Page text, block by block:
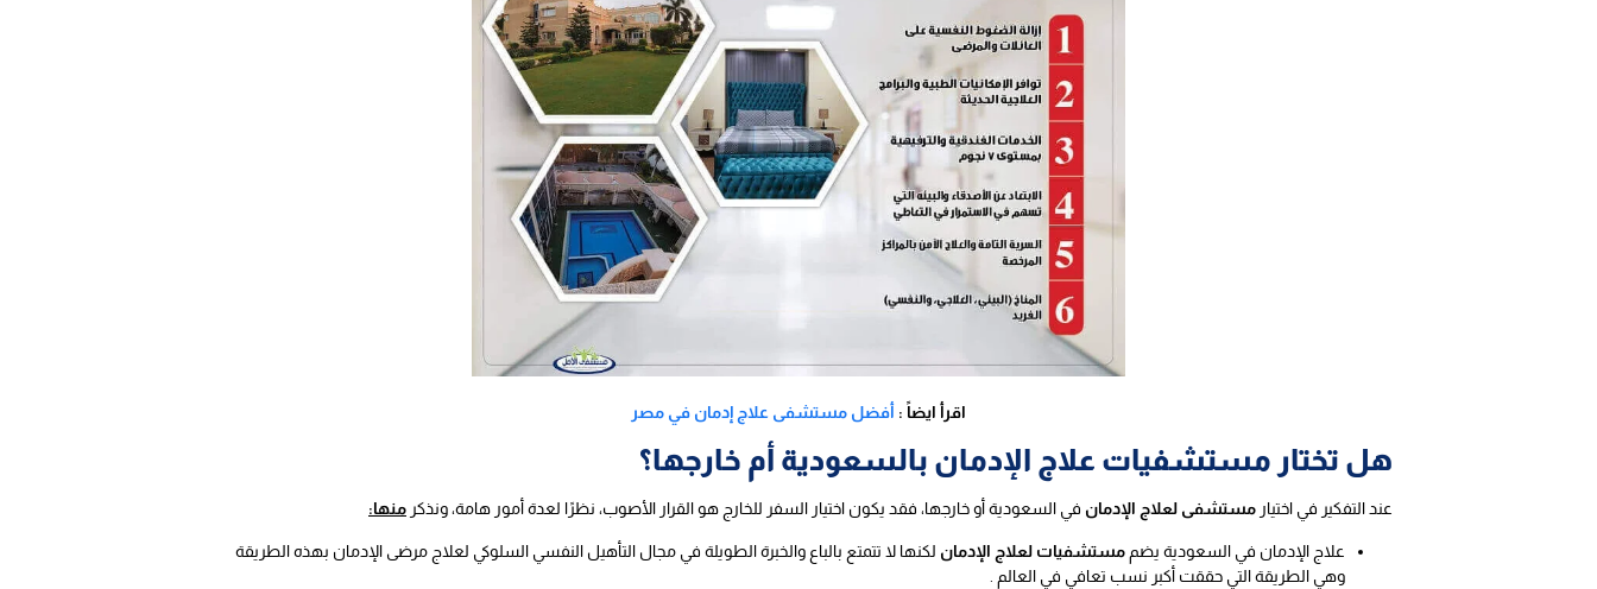
اقرأ ايضاً : أفضل مستشفى علاج إدمان في مصر
هل تختار مستشفيات علاج الإدمان بالسعودية أم خارجها؟
عند التفكير في اختيار مستشفى لعلاج الإدمان في السعودية أو خارجها، فقد يكون اختيار السفر للخارج هو القرار الأصوب، نظرًا لعدة أمور هامة، ونذكر منها:
علاج الإدمان في السعودية يضم مستشفيات لعلاج الإدمان لكنها لا تتمتع بالباع والخبرة الطويلة في مجال التأهيل النفسي السلوكي لعلاج مرضى الإدمان بهذه الطريقة
وهي الطريقة التي حققت أكبر نسب تعافي في العالم .